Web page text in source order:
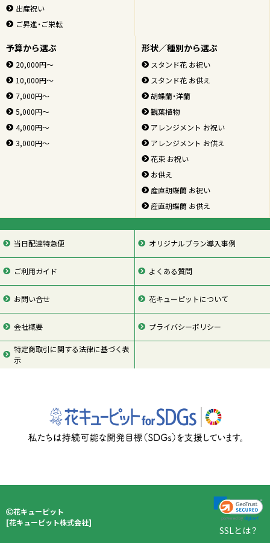
出産祝い
ご昇進・ご栄転
予算から選ぶ
20,000円～
10,000円～
7,000円～
5,000円～
4,000円～
3,000円～
形状／種別から選ぶ
スタンド花 お祝い
スタンド花 お供え
胡蝶蘭・洋蘭
観葉植物
アレンジメント お祝い
アレンジメント お供え
花束 お祝い
お供え
産直胡蝶蘭 お祝い
産直胡蝶蘭 お供え
当日配達特急便 オリジナルプラン導入事例
ご利用ガイド よくある質問
お問い合せ 花キューピットについて
会社概要 プライバシーポリシー
特定商取引に関する法律に基づく表
示
花キューピット
[花キューピット株式会社]
SSLとは？
ページの先頭